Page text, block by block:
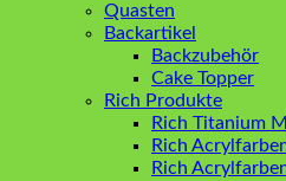
Quasten
Backartikel
Backzubehör
Cake Topper
Rich Produkte
Rich Titanium
Rich
Rich